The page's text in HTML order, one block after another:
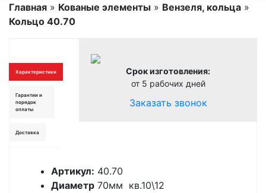
Главная » Кованые элементы » Вензеля, кольца »
Кольцо 40.70
Срок изготовления:
от 5 рабочих дней
Заказать звонок
Характеристики
Гарантии и
порядок
оплаты
Доставка
Артикул: 40.70
Диаметр 70мм кв.10\12